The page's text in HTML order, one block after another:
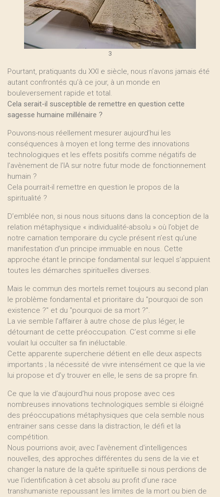
3
Pourtant, pratiquants du XXI e siècle, nous n’avons jamais été
autant confrontés qu’à ce jour, à un monde en
bouleversement rapide et total.
Cela serait-il susceptible de remettre en question cette
sagesse humaine millénaire ?
Pouvons-nous réellement mesurer aujourd’hui les
conséquences à moyen et long terme des innovations
technologiques et les effets positifs comme négatifs de
l’avènement de l’IA sur notre futur mode de fonctionnement
humain ?
Cela pourrait-il remettre en question le propos de la
spiritualité ?
D’emblée non, si nous nous situons dans la conception de la
relation métaphysique « individualité-absolu » où l’objet de
notre carnation temporaire du cycle présent n’est qu’une
manifestation d’un principe immuable en nous. Cette
approche étant le principe fondamental sur lequel s’appuient
toutes les démarches spirituelles diverses.
Mais le commun des mortels remet toujours au second plan
le problème fondamental et prioritaire du "pourquoi de son
existence ?" et du "pourquoi de sa mort ?".
La vie semble l’affairer à autre chose de plus léger, le
détournant de cette préoccupation. C’est comme si elle
voulait lui occulter sa fin inéluctable.
Cette apparente supercherie détient en elle deux aspects
importants ; la nécessité de vivre intensément ce que la vie
lui propose et d’y trouver en elle, le sens de sa propre fin.
Ce que la vie d’aujourd’hui nous propose avec ces
nombreuses innovations technologiques semble si éloigné
des préoccupations métaphysiques que cela semble nous
entrainer sans cesse dans la distraction, le défi et la
compétition.
Nous pourrions avoir, avec l’avènement d’intelligences
nouvelles, des approches différentes du sens de la vie et
changer la nature de la quête spirituelle si nous perdions de
vue l’identification à cet absolu au profit d’une race
transhumaniste repoussant les limites de la mort ou bien de